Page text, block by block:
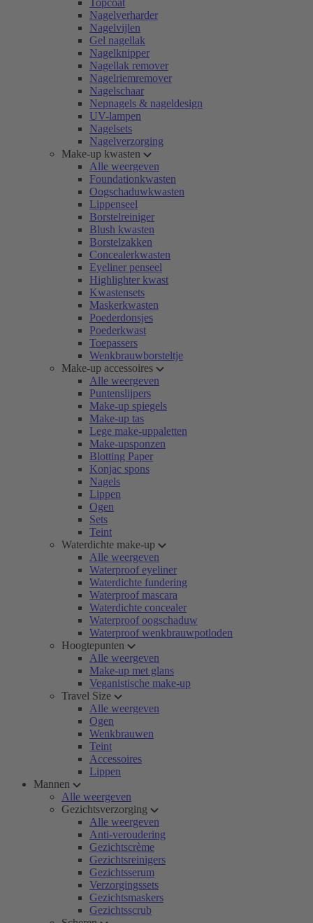
Topcoat
Nagelverharder
Nagelvijlen
Gel nagellak
Nagelknipper
Nagellak remover
Nagelriemremover
Nagelschaar
Nepnagels & nageldesign
UV-lampen
Nagelsets
Nagelverzorging
Make-up kwasten
Alle weergeven
Foundationkwasten
Oogschaduwkwasten
Lippenseel
Borstelreiniger
Blush kwasten
Borstelzakken
Concealerkwasten
Eyeliner penseel
Highlighter kwast
Kwastensets
Maskerkwasten
Poederdonsjes
Poederkwast
Toepassers
Wenkbrauwborsteltje
Make-up accessoires
Alle weergeven
Puntenslijpers
Make-up spiegels
Make-up tas
Lege make-uppaletten
Make-upsponzen
Blotting Paper
Konjac spons
Nagels
Lippen
Ogen
Sets
Teint
Waterdichte make-up
Alle weergeven
Waterproof eyeliner
Waterdichte fundering
Waterproof mascara
Waterdichte concealer
Waterproof oogschaduw
Waterproof wenkbrauwpotloden
Hoogtepunten
Alle weergeven
Make-up met glans
Veganistische make-up
Travel Size
Alle weergeven
Ogen
Wenkbrauwen
Teint
Accessoires
Lippen
Mannen
Alle weergeven
Gezichtsverzorging
Alle weergeven
Anti-veroudering
Gezichtscrème
Gezichtsreinigers
Gezichtsserum
Verzorgingssets
Gezichtsmaskers
Gezichtsscrub